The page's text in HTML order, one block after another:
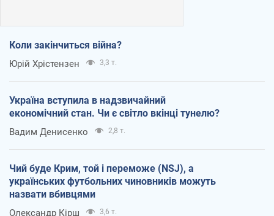
Коли закінчиться війна?
Юрій Хрістензен 3,3 т.
Україна вступила в надзвичайний
економічний стан. Чи є світло вкінці тунелю?
Вадим Денисенко 2,8 т.
Чий буде Крим, той і переможе (NSJ), а
українських футбольних чиновників можуть
назвати вбивцями
Олександр Кірш 3,6 т.